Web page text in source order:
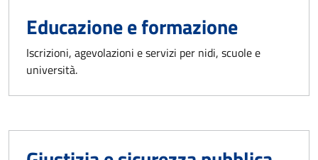
Educazione e formazione
Iscrizioni, agevolazioni e servizi per nidi, scuole e
università.